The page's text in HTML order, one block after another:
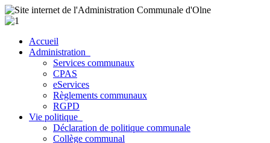
Accueil
Administration
Services communaux
CPAS
eServices
Règlements communaux
RGPD
Vie politique
Déclaration de politique communale
Collège communal